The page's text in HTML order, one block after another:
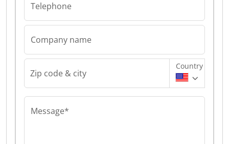
Telephone
Company name
Zip code & city
Country
Message*